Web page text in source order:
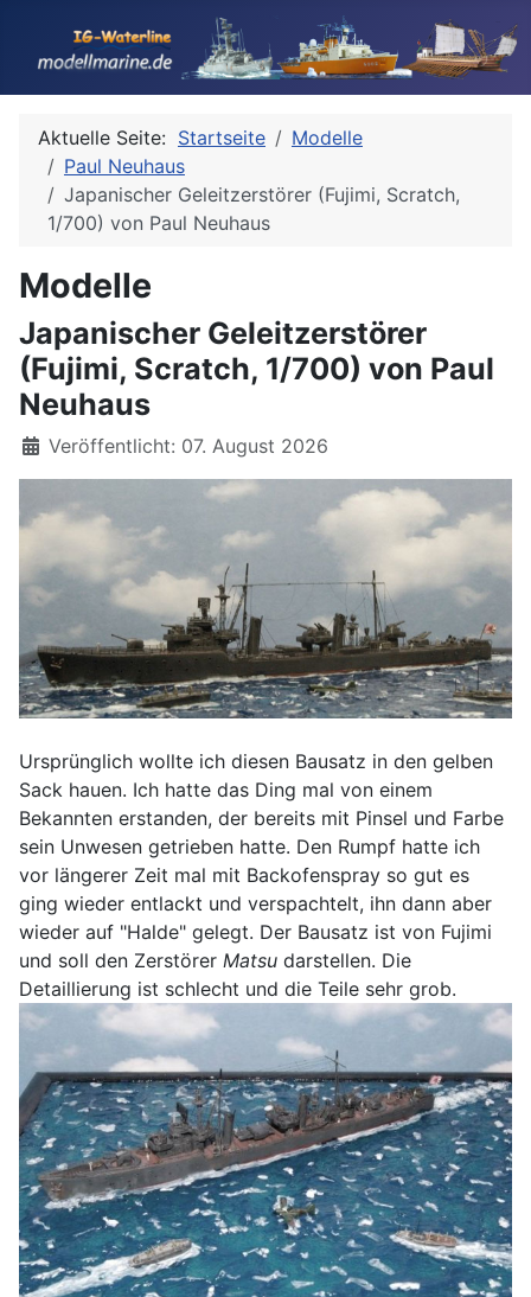
Aktuelle Seite: Startseite
Modelle
Paul Neuhaus
Japanischer Geleitzerstörer (Fujimi, Scratch,
1/700) von Paul Neuhaus
Modelle
Japanischer Geleitzerstörer
(Fujimi, Scratch, 1/700) von Paul
Neuhaus
Details
Veröffentlicht: 07. August 2026
Ursprünglich wollte ich diesen Bausatz in den gelben
Sack hauen. Ich hatte das Ding mal von einem
Bekannten erstanden, der bereits mit Pinsel und Farbe
sein Unwesen getrieben hatte. Den Rumpf hatte ich
vor längerer Zeit mal mit Backofenspray so gut es
ging wieder entlackt und verspachtelt, ihn dann aber
wieder auf "Halde" gelegt. Der Bausatz ist von Fujimi
und soll den Zerstörer Matsu darstellen. Die
Detaillierung ist schlecht und die Teile sehr grob.